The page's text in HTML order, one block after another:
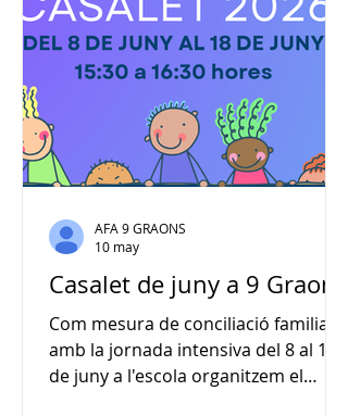
extraescolars, caldrà fer-ho a travès
de l'Aplicatiu d'AESA:
https://aesantandreu.playoffinforma
tica.com/preinscripcio/59/Escola-9-
Grao
Casalet de juny a 9 Graons
Com mesura de conciliació familiar
amb la jornada intensiva del 8 al 18
de juny a l'escola organitzem el
AFA 9 GRAONS
10 may